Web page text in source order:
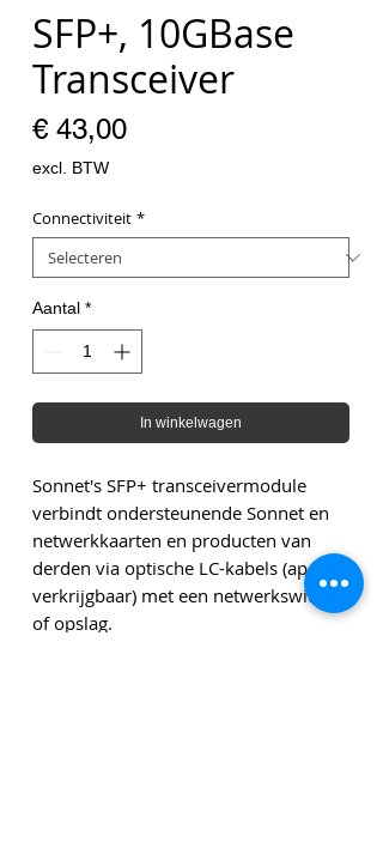
SFP+, 10GBase
Transceiver
€ 43,00Prijs
excl. BTW
Connectiviteit *
Aantal *
In winkelwagen
Sonnet's SFP+ transceivermodule
verbindt ondersteunende Sonnet en
netwerkkaarten en producten van
derden via optische LC-kabels (apart
verkrijgbaar) met een netwerkswitch
of opslag.